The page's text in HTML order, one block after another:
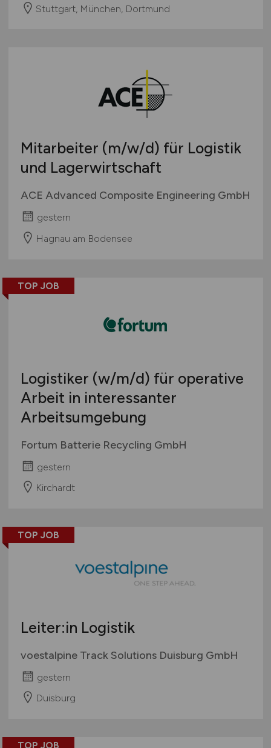
Stuttgart, München, Dortmund
Mitarbeiter (m/w/d) für Logistik
und Lagerwirtschaft
ACE Advanced Composite Engineering GmbH
gestern
Hagnau am Bodensee
TOP JOB
Logistiker (w/m/d) für operative
Arbeit in interessanter
Arbeitsumgebung
Fortum Batterie Recycling GmbH
gestern
Kirchardt
TOP JOB
Leiter:in Logistik
voestalpine Track Solutions Duisburg GmbH
gestern
Duisburg
TOP JOB